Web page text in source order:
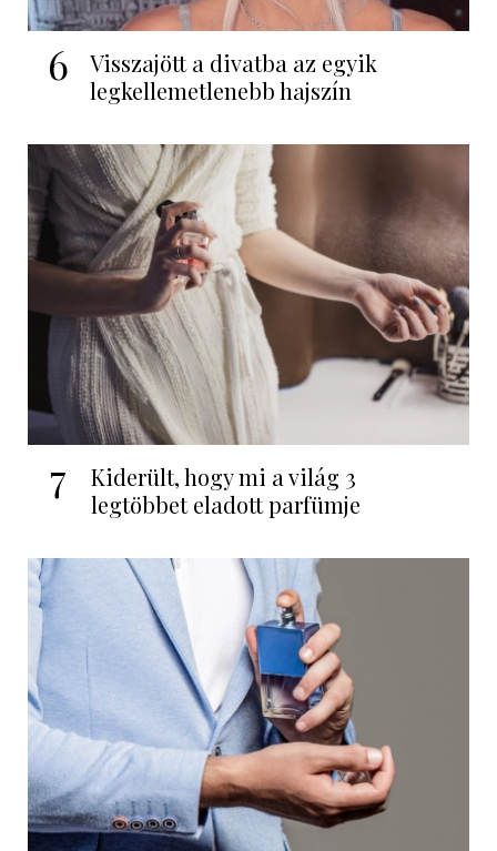
6
Visszajött a divatba az egyik
legkellemetlenebb hajszín
7
Kiderült, hogy mi a világ 3
legtöbbet eladott parfümje